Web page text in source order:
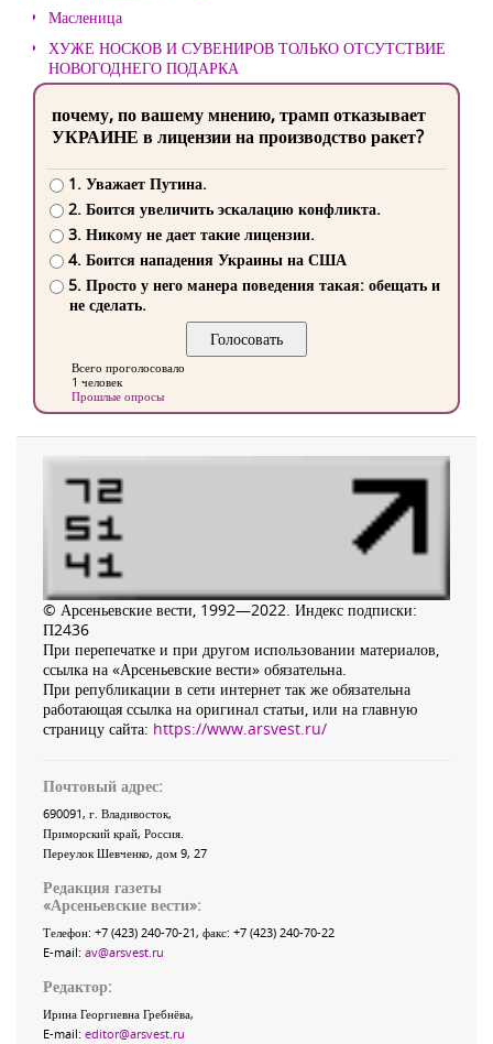
Масленица
ХУЖЕ НОСКОВ И СУВЕНИРОВ ТОЛЬКО ОТСУТСТВИЕ
НОВОГОДНЕГО ПОДАРКА
почему, по вашему мнению, трамп отказывает
УКРАИНЕ в лицензии на производство ракет?
1. Уважает Путина.
2. Боится увеличить эскалацию конфликта.
3. Никому не дает такие лицензии.
4. Боится нападения Украины на США
5. Просто у него манера поведения такая: обещать и
не сделать.
Всего проголосовало
1 человек
Прошлые опросы
© Арсеньевские вести, 1992—2022. Индекс подписки:
П2436
При перепечатке и при другом использовании материалов,
ссылка на «Арсеньевские вести» обязательна.
При републикации в сети интернет так же обязательна
работающая ссылка на оригинал статьи, или на главную
страницу сайта: https://www.arsvest.ru/
Почтовый адрес:
690091, г. Владивосток,
Приморский край, Россия
Переулок Шевченко, дом 9, 27
Редакция газеты
«Арсеньевские вести»:
Телефон: +7 (423) 240-70-21, факс: +7 (423) 240-70-22
E-mail: av@arsvest.ru
Редактор:
Ирина Георгиевна Гребнёва,
E-mail: editor@arsvest.ru